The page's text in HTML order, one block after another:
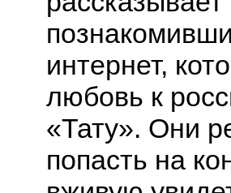
интернет,
любовь к
«Тату». Они
попасть на